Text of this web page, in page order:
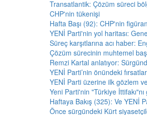
Transatlantik: Çözüm süreci
CHP'nin tükenişi
Hafta Başı (92): CHP'nin
YENİ Parti'nin yol haritası:
Süreç karşıtlarına acı haber:
Çözüm sürecinin muhtemel
Remzi Kartal anlatıyor:
YENİ Parti’nin önündeki
YENİ Parti üzerine ilk gözlem
Yeni Parti'nin "Türkiye
Haftaya Bakış (325): Ve YENİ
Önce sürgündeki Kürt